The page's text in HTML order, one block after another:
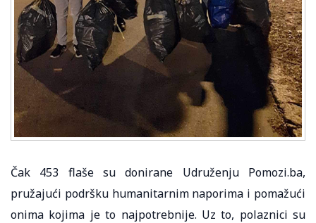
Čak 453 flaše su donirane Udruženju Pomozi.ba,
pružajući podršku humanitarnim naporima i pomažući
onima kojima je to najpotrebnije. Uz to, polaznici su